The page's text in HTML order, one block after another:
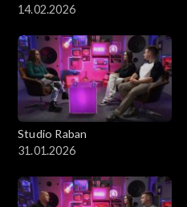
14.02.2026
Studio Raban
31.01.2026